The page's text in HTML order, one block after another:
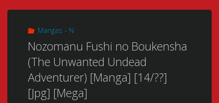
Mangas - N
Nozomanu Fushi no Boukensha
(The Unwanted Undead
Adventurer) [Manga] [14/??]
[Jpg] [Mega]